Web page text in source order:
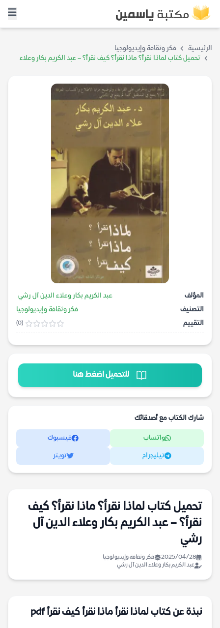
الرئيسية
فكر وثقافة وإيديولوجيا
تحميل كتاب لماذا نقرأ؟ ماذا نقرأ؟ كيف نقرأ؟ – عبد الكريم بكار وعلاء
المؤلف
عبد الكريم بكار وعلاء الدين آل رشي
التصنيف
فكر وثقافة وإيديولوجيا
التقييم
(0)
للتحميل اضغط هنا
شارك الكتاب مع أصدقائك
واتساب فيسبوك
تيليجرام تويتر
تحميل كتاب لماذا نقرأ؟ ماذا نقرأ؟ كيف
نقرأ؟ – عبد الكريم بكار وعلاء الدين آل
رشي
2025/04/28
فكر وثقافة وإيديولوجيا
عبد الكريم بكار وعلاء الدين آل رشي
نبذة عن كتاب لماذا نقرأ ماذا نقرأ كيف نقرأ pdf